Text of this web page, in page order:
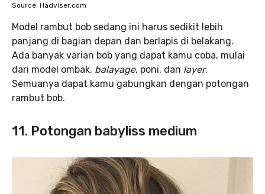
Source: Hadviser.com
Model rambut bob sedang ini harus sedikit lebih
panjang di bagian depan dan berlapis di belakang.
Ada banyak varian bob yang dapat kamu coba, mulai
dari model ombak, balayage, poni, dan layer.
Semuanya dapat kamu gabungkan dengan potongan
rambut bob.
11. Potongan babyliss medium